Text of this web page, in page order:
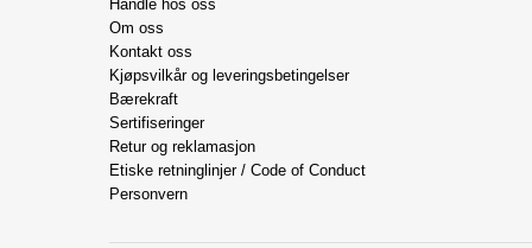
Handle hos oss
Om oss
Kontakt oss
Kjøpsvilkår og leveringsbetingelser
Bærekraft
Sertifiseringer
Retur og reklamasjon
Etiske retninglinjer / Code of Conduct
Personvern